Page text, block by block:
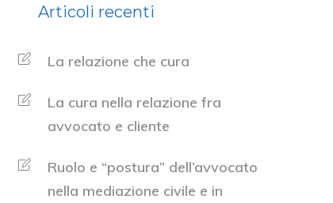
Articoli recenti
La relazione che cura
La cura nella relazione fra
avvocato e cliente
Ruolo e “postura” dell’avvocato
nella mediazione civile e in